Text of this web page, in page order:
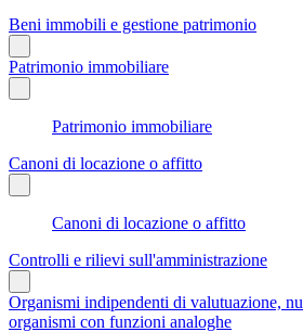
Beni immobili e gestione patrimonio
Patrimonio immobiliare
Patrimonio immobiliare
Canoni di locazione o affitto
Canoni di locazione o affitto
Controlli e rilievi sull'amministrazione
Organismi indipendenti di valutuazione,
organismi con funzioni analoghe